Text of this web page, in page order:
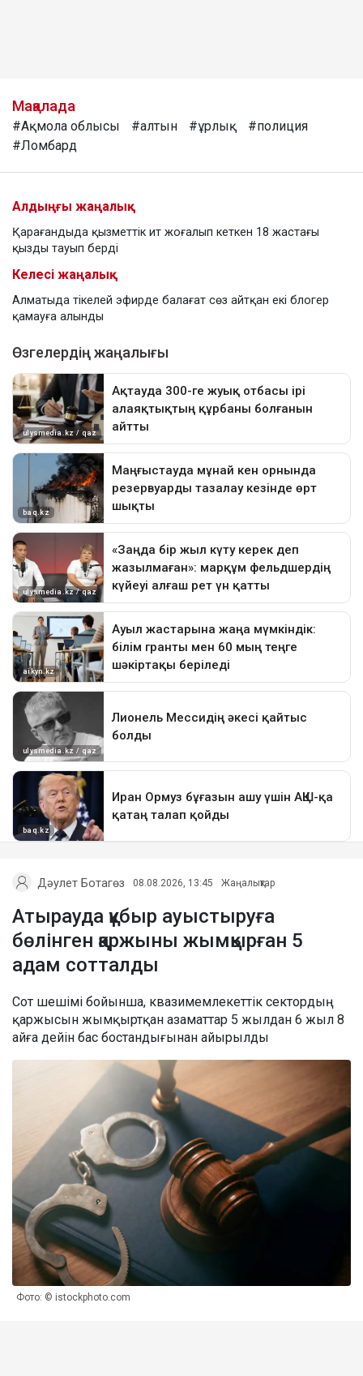
Мақалада
#Ақмола облысы #алтын #ұрлық
#полиция
#Ломбард
Алдыңғы жаңалық
Қарағандыда қызметтік ит жоғалып кеткен 18 жастағы
қызды тауып берді
Келесі жаңалық
Алматыда тікелей эфирде балағат сөз айтқан екі блогер
қамауға алынды
Дәулет Ботагөз 08.08.2026, 13:45 Жаңалықтар
Атырауда құбыр ауыстыруға
бөлінген қаржыны жымқырған 5
адам сотталды
Сот шешімі бойынша, квазимемлекеттік сектордың
қаржысын жымқыртқан азаматтар 5 жылдан 6 жыл 8
айға дейін бас бостандығынан айырылды
Фото: © istockphoto.com